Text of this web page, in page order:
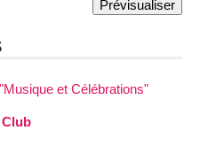
et Célébrations"